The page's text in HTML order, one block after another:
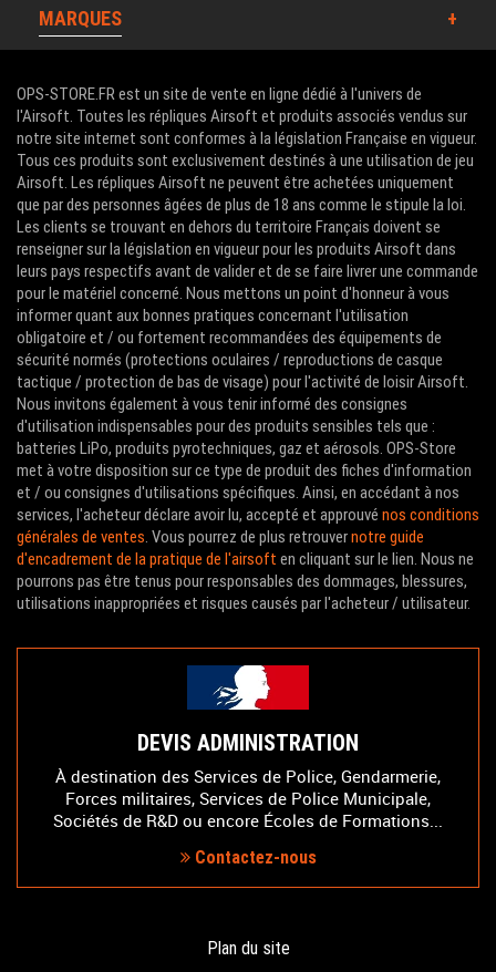
MARQUES
OPS-STORE.FR est un site de vente en ligne dédié à l'univers de
l'Airsoft. Toutes les répliques Airsoft et produits associés vendus sur
notre site internet sont conformes à la législation Française en vigueur.
Tous ces produits sont exclusivement destinés à une utilisation de jeu
Airsoft. Les répliques Airsoft ne peuvent être achetées uniquement
que par des personnes âgées de plus de 18 ans comme le stipule la loi.
Les clients se trouvant en dehors du territoire Français doivent se
renseigner sur la législation en vigueur pour les produits Airsoft dans
leurs pays respectifs avant de valider et de se faire livrer une commande
pour le matériel concerné. Nous mettons un point d'honneur à vous
informer quant aux bonnes pratiques concernant l'utilisation
obligatoire et / ou fortement recommandées des équipements de
sécurité normés (protections oculaires / reproductions de casque
tactique / protection de bas de visage) pour l'activité de loisir Airsoft.
Nous invitons également à vous tenir informé des consignes
d'utilisation indispensables pour des produits sensibles tels que :
batteries LiPo, produits pyrotechniques, gaz et aérosols. OPS-Store
met à votre disposition sur ce type de produit des fiches d'information
et / ou consignes d'utilisations spécifiques. Ainsi, en accédant à nos
services, l'acheteur déclare avoir lu, accepté et approuvé nos conditions
générales de ventes. Vous pourrez de plus retrouvernotre guide
d'encadrement de la pratique de l'airsoft en cliquant sur le lien. Nous ne
pourrons pas être tenus pour responsables des dommages, blessures,
utilisations inappropriées et risques causés par l'acheteur / utilisateur.
DEVIS ADMINISTRATION
À destination des Services de Police, Gendarmerie,
Forces militaires, Services de Police Municipale,
Sociétés de R&D ou encore Écoles de Formations...
Contactez-nous
Plan du site